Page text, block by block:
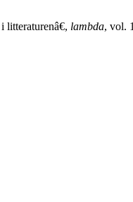
lambda, vol.